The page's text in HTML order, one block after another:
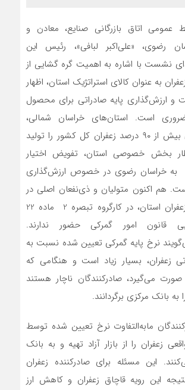
عمومی اتاق بازرگانی صنایع، معادن و
رضوی، «علی‌اکبر لبافی»، رئیس این
نشست با اشاره به اهمیت گره گشایی از
به عنوان کالای استراتژیک استان، اظهار
ارزش‌گذاری پایه صادراتی برای محصول
است. استان‌های خراسان شمالی،
جنوبی و رضوی بیش از ۹۰ درصد زعفران کل کشور را تولید
بخش خصوصی استان، تفویض اختیار
ماده 16 به خراسان رضوی در خصوص ارزش‌گذاری
هم اکنون متولیان و ذی‌نفعان اصلی در
زمینه صادرات زعفران استان، در کارگروه تبصره 2 ماده 22
قانون امور گمرکی حضور ندارند.
نرخ پایه گمرکی تعیین شده نسبت به
زعفران، بسیار زیاد است و هنگامی که
صورت می‌گیرد، صادرکنندگان ناچار هستند
به بانک مرکزی برگردانند.
مابه‌التفاوت نرخ تعیین شده توسط
زعفران را از بازار آزاد تهیه و به بانک
این مسئله برای صادرکننده زعفران
این رویه قاچاق زعفران و کاهش ارز